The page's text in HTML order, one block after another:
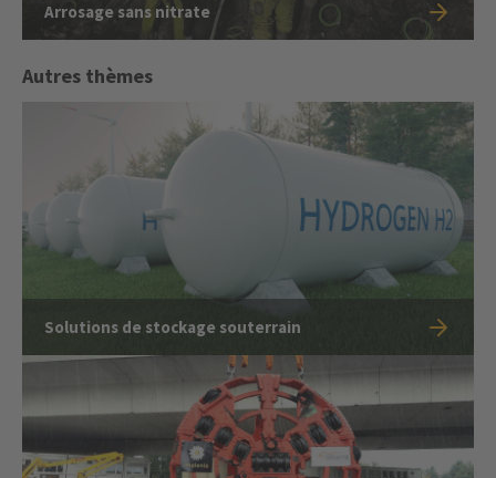
Arrosage sans nitrate
Autres thèmes
Solutions de stockage souterrain